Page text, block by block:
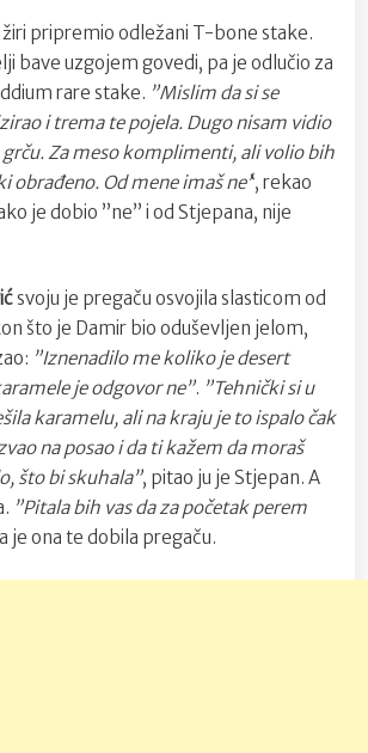
žiri pripremio odležani T-bone stake.
bave uzgojem govedi, pa je odlučio za
rare stake. ”Mislim da si se
i trema te pojela. Dugo nisam vidio
Za meso komplimenti, ali volio bih
obrađeno. Od mene imaš ne’‘, rekao
je dobio ”ne” i od Stjepana, nije
svoju je pregaču osvojila slasticom od
što je Damir bio oduševljen jelom,
”Iznenadilo me koliko je desert
je odgovor ne”. ”Tehnički si u
karamelu, ali na kraju je to ispalo čak
na posao i da ti kažem da moraš
što bi skuhala”, pitao ju je Stjepan. A
”Pitala bih vas da za početak perem
je ona te dobila pregaču.